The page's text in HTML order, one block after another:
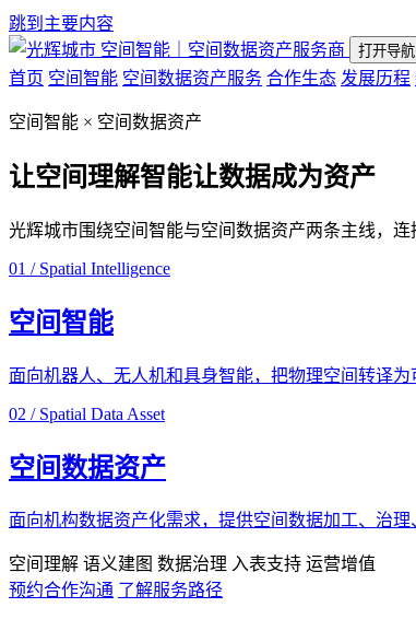
跳到主要内容
空间智能｜空间数据资产服务商
打开导航
首页 空间智能 空间数据资产服务 合作生态 发展历程
空间智能 × 空间数据资产
让空间理解智能让数据成为资产
光辉城市围绕空间智能与空间数据资产两条主线，
01 / Spatial Intelligence
空间智能
面向机器人、无人机和具身智能，把物理空间转译
02 / Spatial Data Asset
空间数据资产
面向机构数据资产化需求，提供空间数据加工、治
空间理解 语义建图 数据治理 入表支持 运营增值
预约合作沟通 了解服务路径